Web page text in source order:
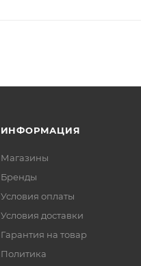
ИНФОРМАЦИЯ
Магазины
Бренды
Условия оплаты
Условия доставки
Гарантия на товар
Политика